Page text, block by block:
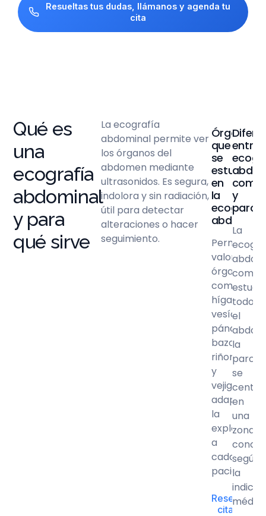
Resueltas tus dudas, llámanos y agenda tu
cita
Qué es
una
ecografía
abdominal
y para
qué sirve
La ecografía
abdominal permite ver
los órganos del
abdomen mediante
ultrasonidos. Es segura,
indolora y sin radiación,
útil para detectar
alteraciones o hacer
seguimiento.
Órganos
que
se
estudian
en
la
ecografía
Permite
valorar
órganos
como
hígado,
vesícula,
páncreas,
bazo,
riñones
y
vejiga,
adaptando
la
exploración
a
cada
paciente.
Reservar
cita →
entre
y
La
estudia
todo
el
la
parcial
se
centra
en
una
zona
según
la